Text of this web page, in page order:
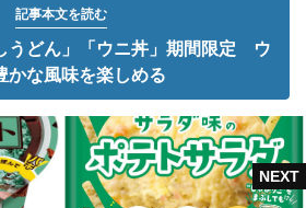
記事本文を読む
うどん」「ウニ丼」期間限定 ウ
かな風味を楽しめる